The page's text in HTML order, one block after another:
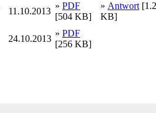
11.10.2013
» PDF
[504 KB]
» Antwort
KB]
24.10.2013
» PDF
[256 KB]